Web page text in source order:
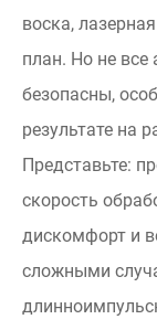
воска,
план. Но не
безопасны,
результате на
Представьте:
скорость
дискомфорт и
сложными